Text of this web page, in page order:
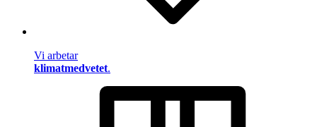
Vi arbetar
klimatmedvetet.